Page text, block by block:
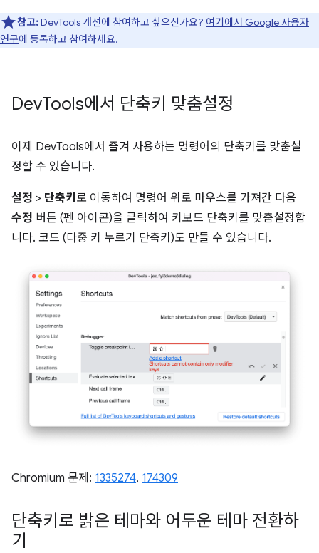
참고:DevTools 개선에 참여하고 싶으신가요? 여기에서 Google 사용자
연구에 등록하고 참여하세요.
DevTools에서 단축키 맞춤설정
이제 DevTools에서 즐겨 사용하는 명령어의 단축키를 맞춤설
정할 수 있습니다.
설정 > 단축키 로 이동하여 명령어 위로 마우스를 가져간 다음
수정 버튼 (펜 아이콘)을 클릭하여 키보드 단축키를 맞춤설정합
니다. 코드 (다중 키 누르기 단축키)도 만들 수 있습니다.
Chromium 문제: 1335274, 174309
단축키로 밝은 테마와 어두운 테마 전환하
기